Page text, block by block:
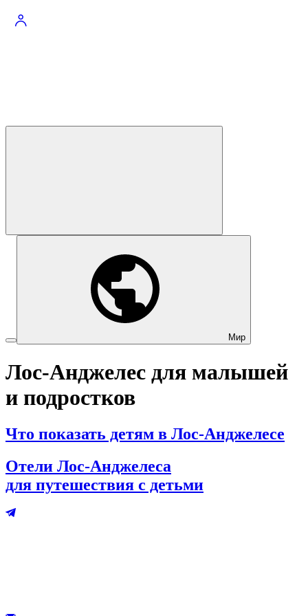
Мир
Лос-Анджелес для малышей
и подростков
Что показать детям в Лос‑Анджелесе
Отели Лос‑Анджелеса
для путешествия с детьми